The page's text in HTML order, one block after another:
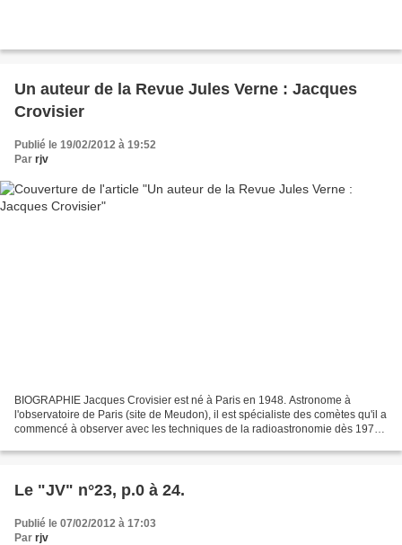
Un auteur de la Revue Jules Verne : Jacques
Crovisier
Publié le 19/02/2012 à 19:52
Par rjv
BIOGRAPHIE Jacques Crovisier est né à Paris en 1948. Astronome à
l'observatoire de Paris (site de Meudon), il est spécialiste des comètes qu'il a
commencé à observer avec les techniques de la radioastronomie dès 1973.
Le "JV" n°23, p.0 à 24.
Publié le 07/02/2012 à 17:03
Par rjv